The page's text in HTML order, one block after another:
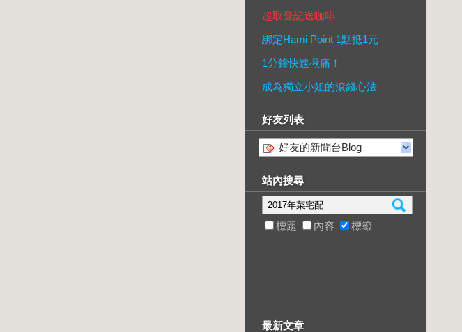
超取登記送咖啡
綁定Hami Point 1點抵1元
1分鐘快速揪痛！
成為獨立小姐的滾錢心法
好友列表
好友的新聞台Blog
站內搜尋
標題 內容 標籤
最新文章